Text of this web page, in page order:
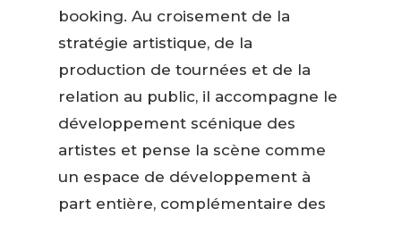
booking. Au croisement de la
stratégie artistique, de la
production de tournées et de la
relation au public, il accompagne le
développement scénique des
artistes et pense la scène comme
un espace de développement à
part entière, complémentaire des